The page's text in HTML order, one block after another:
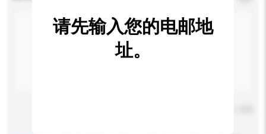
请先输入您的电邮地
址。